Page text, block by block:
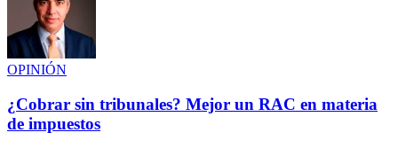
OPINIÓN
¿Cobrar sin tribunales? Mejor un RAC en materia
de impuestos